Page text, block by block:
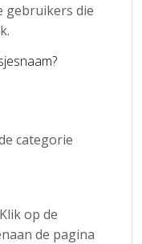
gebruikers die
categorie
op de
de pagina